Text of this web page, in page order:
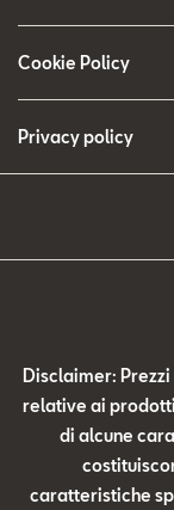
Cookie Policy
Privacy policy
Disclaimer:
relative ai
di alcune
caratteristiche